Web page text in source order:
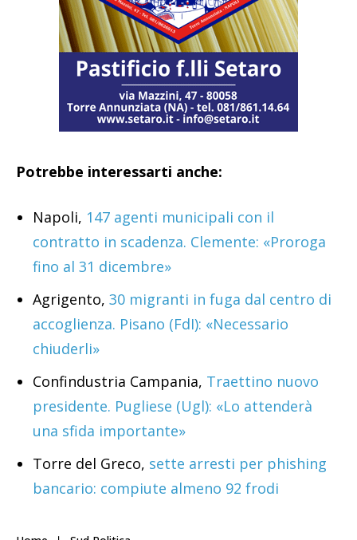
Potrebbe interessarti anche:
Napoli, 147 agenti municipali con il
contratto in scadenza. Clemente: «Proroga
fino al 31 dicembre»
Agrigento, 30 migranti in fuga dal centro di
accoglienza. Pisano (FdI): «Necessario
chiuderli»
Confindustria Campania, Traettino nuovo
presidente. Pugliese (Ugl): «Lo attenderà
una sfida importante»
Torre del Greco, sette arresti per phishing
bancario: compiute almeno 92 frodi